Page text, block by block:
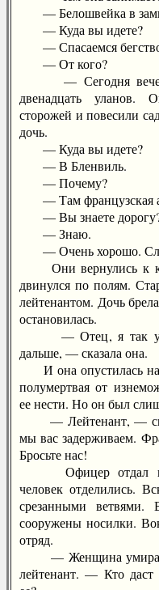
— Белошвейка в
— Куда вы идете?
— Спасаемся
— От кого?
— Сегодня
двенадцать уланов.
сторожей и повесили
дочь.
— Куда вы идете?
— В Бленвиль.
— Почему?
— Там французская
— Вы знаете
— Знаю.
— Очень хорошо.
Они вернулись к
двинулся по полям.
лейтенантом. Дочь
остановилась.
— Отец, я так
дальше, — сказала она.
И она опустилась на
полумертвая от
ее нести. Но он был
— Лейтенант, —
мы вас задерживаем.
Бросьте нас!
Офицер отдал
человек отделились.
срезанными
сооружены носилки.
отряд.
— Женщина умирает
лейтенант. — Кто